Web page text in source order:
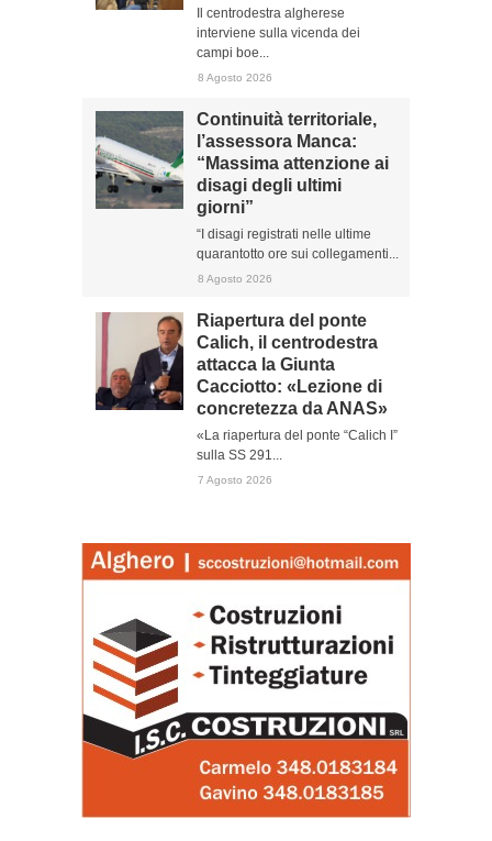
Il centrodestra algherese
interviene sulla vicenda dei
campi boe...
8 Agosto 2026
Continuità territoriale,
l’assessora Manca:
“Massima attenzione ai
disagi degli ultimi
giorni”
“I disagi registrati nelle ultime
quarantotto ore sui collegamenti...
8 Agosto 2026
Riapertura del ponte
Calich, il centrodestra
attacca la Giunta
Cacciotto: «Lezione di
concretezza da ANAS»
«La riapertura del ponte “Calich I”
sulla SS 291...
7 Agosto 2026